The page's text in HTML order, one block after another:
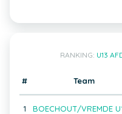
RANKING: U13
# Team
1 BOECHOUT/VREMDE